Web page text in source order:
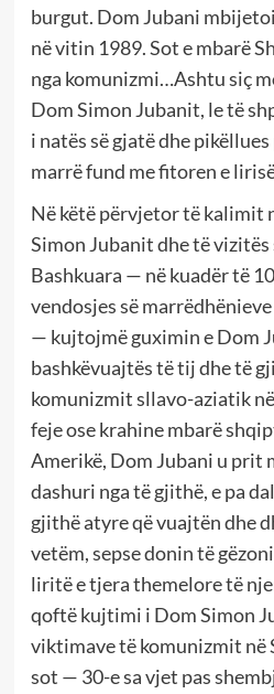
burgut. Dom Jubani
në vitin 1989. Sot e mbarë
nga komunizmi…Ashtu siç
Dom Simon Jubanit, le të
i natës së gjatë dhe
marrë fund me fitoren e
Në këtë përvjetor të kalimit
Simon Jubanit dhe të
Bashkuara — në kuadër të
vendosjes së
— kujtojmë guximin e Dom
bashkëvuajtës të tij dhe të
komunizmit sllavo-aziatik
feje ose krahine mbarë
Amerikë, Dom Jubani u prit
dashuri nga të gjithë, e pa
gjithë atyre që vuajtën dhe
vetëm, sepse donin të
liritë e tjera themelore të
qoftë kujtimi i Dom Simon
viktimave të komunizmit në
sot — 30-e sa vjet pas